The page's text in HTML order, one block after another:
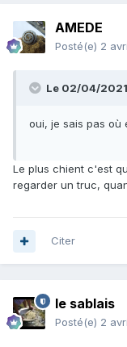
AMEDE
Posté(e) 2
Le 02/04/
oui, je sais pas où
Le plus chient c'est
regarder un truc,
Citer
le sablais
Posté(e) 2